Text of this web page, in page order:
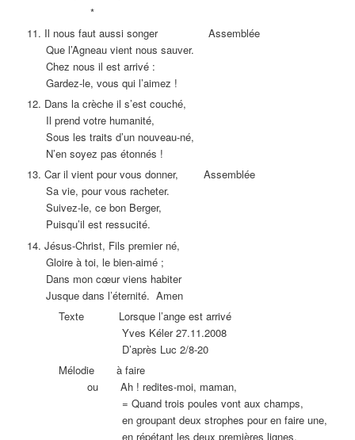
*
11. Il nous faut aussi songer Assemblée
Que l’Agneau vient nous sauver.
Chez nous il est arrivé :
Gardez-le, vous qui l’aimez !
12. Dans la crèche il s’est couché,
Il prend votre humanité,
Sous les traits d’un nouveau-né,
N’en soyez pas étonnés !
13. Car il vient pour vous donner, Assemblée
Sa vie, pour vous racheter.
Suivez-le, ce bon Berger,
Puisqu’il est ressucité.
14. Jésus-Christ, Fils premier né,
Gloire à toi, le bien-aimé ;
Dans mon cœur viens habiter
Jusque dans l’éternité. Amen
Texte Lorsque l’ange est arrivé
Yves Kéler 27.11.2008
D’après Luc 2/8-20
Mélodie à faire
ou Ah ! redites-moi, maman,
= Quand trois poules vont aux champs,
en groupant deux strophes pour en faire une,
en répétant les deux premières lignes,